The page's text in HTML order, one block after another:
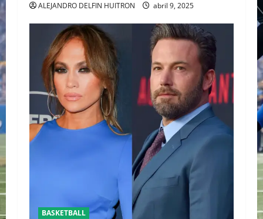
ALEJANDRO DELFIN HUITRON abril 9, 2025
BASKETBALL